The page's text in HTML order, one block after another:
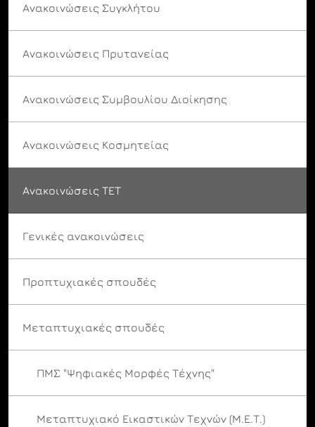
Ανακοινώσεις Συγκλήτου
Ανακοινώσεις Πρυτανείας
Ανακοινώσεις Συμβουλίου Διοίκησης
Ανακοινώσεις Κοσμητείας
Ανακοινώσεις ΤΕΤ
Γενικές ανακοινώσεις
Προπτυχιακές σπουδές
Μεταπτυχιακές σπουδές
ΠΜΣ "Ψηφιακές Μορφές Τέχνης"
Μεταπτυχιακό Εικαστικών Τεχνών (Μ.Ε.Τ.)